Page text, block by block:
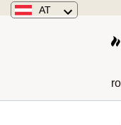
AT
Niederlande